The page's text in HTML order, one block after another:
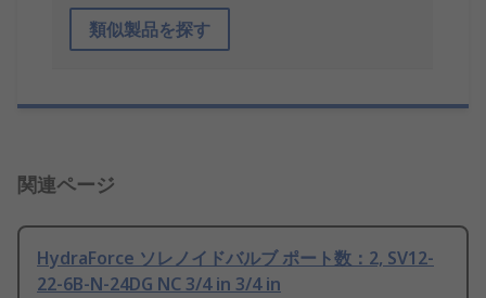
類似製品を探す
関連ページ
HydraForce ソレノイドバルブ ポート数：2, SV12-
22-6B-N-24DG NC 3/4 in 3/4 in